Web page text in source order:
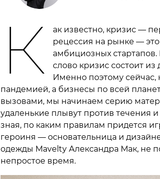
К
ак известно, кризис —
рецессия на рынке —
амбициозных
слово кризис состоит
Именно поэтому сейчас,
пандемией, а бизнесы по всей
вызовами, мы начинаем серию
удаленькие плывут против течения
зная, по каким правилам придется
героиня — основательница и
одежды Mavelty Александра Мак, не
непростое время.